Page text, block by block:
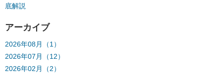
底解説
アーカイブ
2026年08月（1）
2026年07月（12）
2026年02月（2）